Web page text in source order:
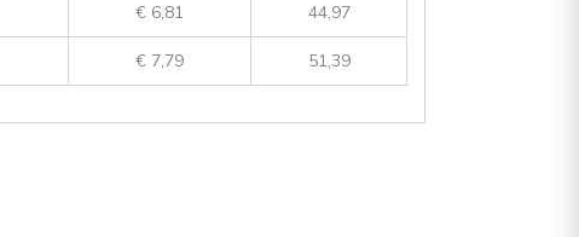
€ 6,81 44,97
€ 7,79 51,39